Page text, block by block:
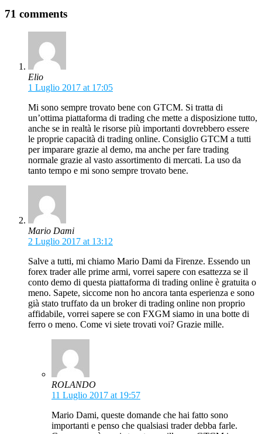
71 comments
Elio
1 Luglio 2017 at 17:05
Mi sono sempre trovato bene con GTCM. Si tratta di
un’ottima piattaforma di trading che mette a disposizione tutto,
anche se in realtà le risorse più importanti dovrebbero essere
le proprie capacità di trading online. Consiglio GTCM a tutti
per imparare grazie al demo, ma anche per fare trading
normale grazie al vasto assortimento di mercati. La uso da
tanto tempo e mi sono sempre trovato bene.
Mario Dami
2 Luglio 2017 at 13:12
Salve a tutti, mi chiamo Mario Dami da Firenze. Essendo un
forex trader alle prime armi, vorrei sapere con esattezza se il
conto demo di questa piattaforma di trading online è gratuita o
meno. Sapete, siccome non ho ancora tanta esperienza e sono
già stato truffato da un broker di trading online non proprio
affidabile, vorrei sapere se con FXGM siamo in una botte di
ferro o meno. Come vi siete trovati voi? Grazie mille.
ROLANDO
11 Luglio 2017 at 19:57
Mario Dami, queste domande che hai fatto sono
importanti e penso che qualsiasi trader debba farle.